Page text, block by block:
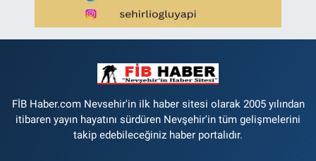
FİB Haber.com Nevsehir'in ilk haber sitesi olarak 2005 yılından
itibaren yayın hayatını sürdüren Nevşehir'in tüm gelişmelerini
takip edebileceğiniz haber portalıdır.